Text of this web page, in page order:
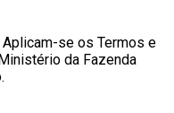
se os Termos e
da Fazenda